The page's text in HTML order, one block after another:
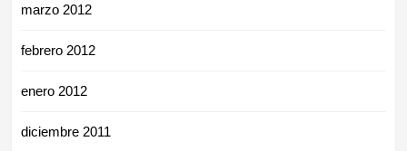
marzo 2012
febrero 2012
enero 2012
diciembre 2011